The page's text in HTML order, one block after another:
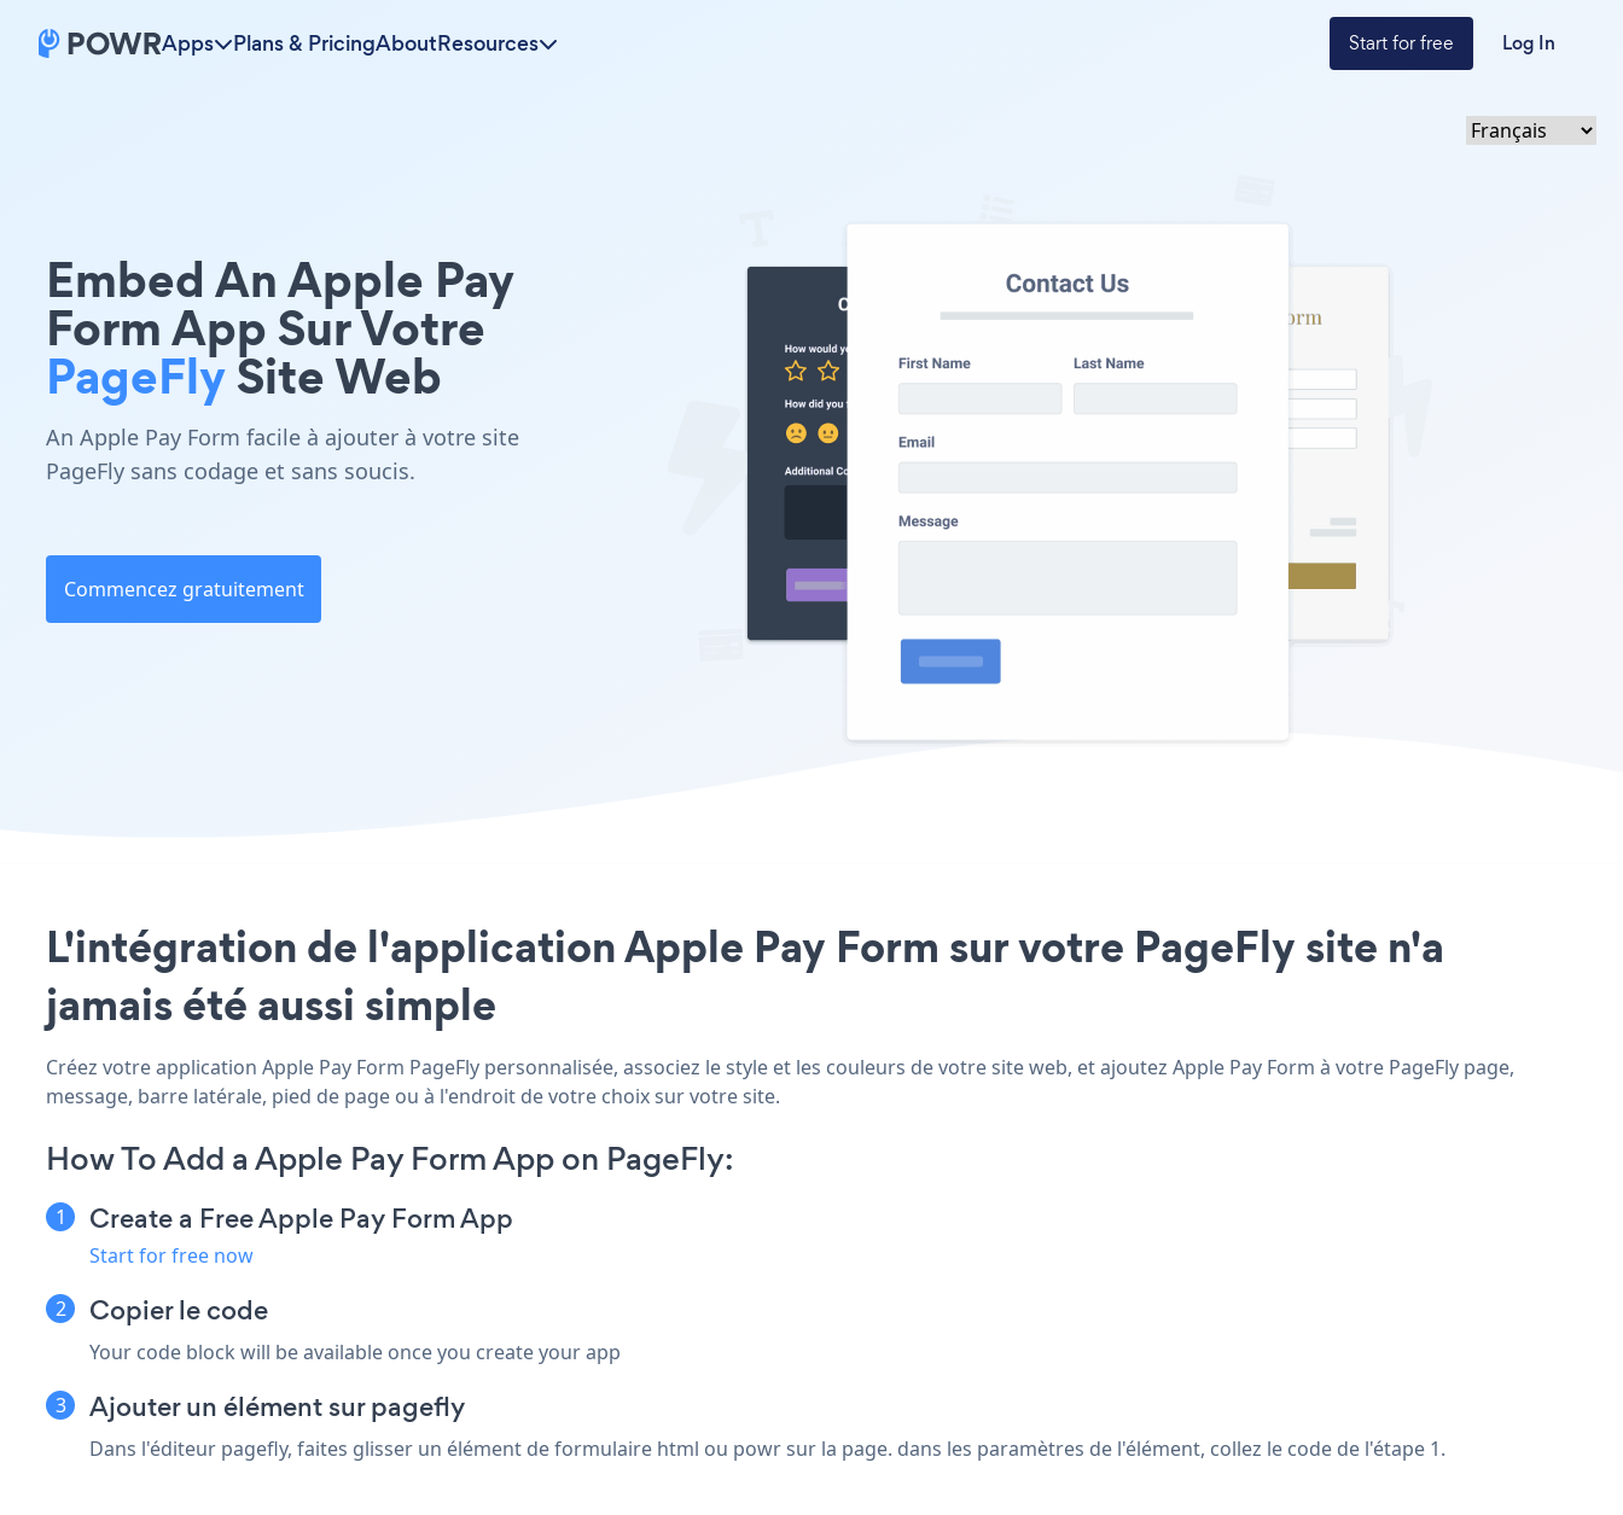
Apps Plans & PricingAboutResources Start for free Log In
Embed An Apple Pay
Form App Sur Votre
PageFlySite Web
An Apple Pay Form facile à ajouter à votre site
PageFly sans codage et sans soucis.
Commencez gratuitement
L'intégration de l'application Apple Pay Form sur votre PageFly site n'a
jamais été aussi simple
Créez votre application Apple Pay Form PageFly personnalisée, associez le style et les couleurs de votre site web, et ajoutez Apple Pay Form à votre PageFly page,
message, barre latérale, pied de page ou à l'endroit de votre choix sur votre site.
How To Add a Apple Pay Form App on PageFly:
Create a Free Apple Pay Form App
Start for free now
Copier le code
Your code block will be available once you create your app
Ajouter un élément sur pagefly
Dans l'éditeur pagefly, faites glisser un élément de formulaire html ou powr sur la page. dans les paramètres de l'élément, collez le code de l'étape 1.